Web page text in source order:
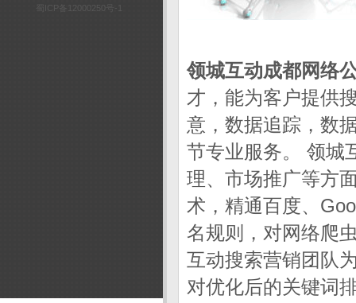
领城互动成都网络
才，能为客户提供
意，数据追踪，数
节专业服务。 领城
理、市场推广等方
术，精通百度、
名规则，对网络爬
互动搜索营销团队
对优化后的关键词
蜀ICP备12000250号-1